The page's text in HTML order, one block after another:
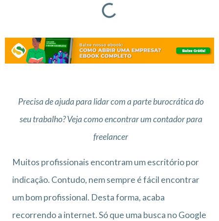
Precisa de ajuda para lidar com a parte burocrática do
seu trabalho? Veja como encontrar um contador para
freelancer
Muitos profissionais encontram um escritório por
indicação. Contudo, nem sempre é fácil encontrar
um bom profissional. Desta forma, acaba
recorrendo a internet. Só que uma busca no Google